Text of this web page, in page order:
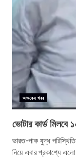
আজকের খবর
ভোটার কার্ড মিলবে
ভারত-পাক যুদ্ধ
নিয়ে এবার প্রকাশ্যে